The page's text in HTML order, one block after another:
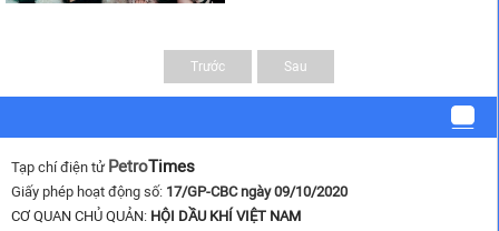
Trước Sau
Tạp chí điện tử PetroTimes
Giấy phép hoạt động số: 17/GP-CBC ngày 09/10/2020
CƠ QUAN CHỦ QUẢN: HỘI DẦU KHÍ VIỆT NAM